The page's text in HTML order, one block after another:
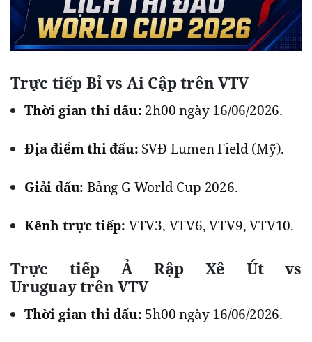
Trực tiếp Bỉ vs Ai Cập trên VTV
Thời gian thi đấu: 2h00 ngày 16/06/2026.
Địa điểm thi đấu: SVĐ Lumen Field (Mỹ).
Giải đấu: Bảng G World Cup 2026.
Kênh trực tiếp: VTV3, VTV6, VTV9, VTV10.
Trực tiếp Ả Rập Xê Út vs
Uruguay trên VTV
Thời gian thi đấu: 5h00 ngày 16/06/2026.